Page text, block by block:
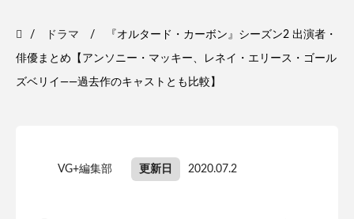
ドラマ 『オルタード・カーボン』シーズン2 出演者・
俳優まとめ【アンソニー・マッキー、レネイ・エリース・ゴール
ズベリイ——過去作のキャストとも比較】
VG+編集部 更新日 2020.07.2